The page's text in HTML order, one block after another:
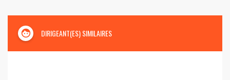
face DIRIGEANT(ES) SIMILAIRES